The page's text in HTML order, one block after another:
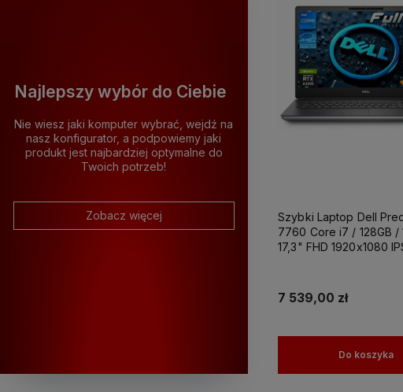
Najlepszy wybór do Ciebie
Nie wiesz jaki komputer wybrać, wejdź na
nasz konfigurator, a podpowiemy jaki
produkt jest najbardziej optymalne do
Twoich potrzeb!
Zobacz więcej
Szybki Laptop Dell
7760 Core i7 / 128GB /
17,3" FHD 1920x1080
Grafiki Projektowania
7 539,00 zł
Do koszyka